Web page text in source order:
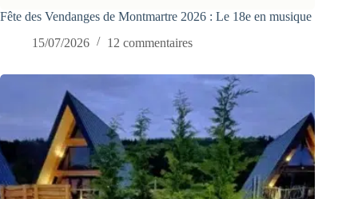
Fête des Vendanges de Montmartre 2026 : Le 18e en musique
15/07/2026
12 commentaires